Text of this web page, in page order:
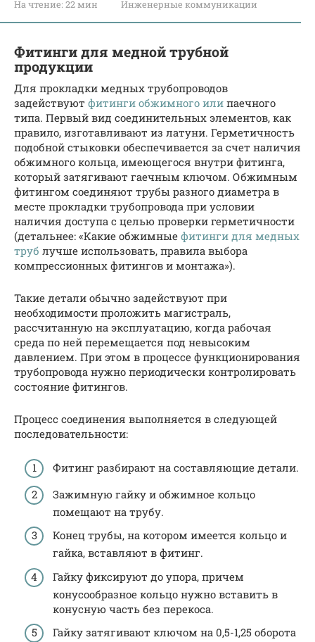
На чтение: 22 мин Инженерные коммуникации
Фитинги для медной трубной
продукции
Для прокладки медных трубопроводов
задействуют фитинги обжимного или паечного
типа. Первый вид соединительных элементов, как
правило, изготавливают из латуни. Герметичность
подобной стыковки обеспечивается за счет наличия
обжимного кольца, имеющегося внутри фитинга,
который затягивают гаечным ключом. Обжимным
фитингом соединяют трубы разного диаметра в
месте прокладки трубопровода при условии
наличия доступа с целью проверки герметичности
(детальнее: «Какие обжимные фитинги для медных
труб лучше использовать, правила выбора
компрессионных фитингов и монтажа»).
Такие детали обычно задействуют при
необходимости проложить магистраль,
рассчитанную на эксплуатацию, когда рабочая
среда по ней перемещается под невысоким
давлением. При этом в процессе функционирования
трубопровода нужно периодически контролировать
состояние фитингов.
Процесс соединения выполняется в следующей
последовательности:
Фитинг разбирают на составляющие детали.
Зажимную гайку и обжимное кольцо
помещают на трубу.
Конец трубы, на котором имеется кольцо и
гайка, вставляют в фитинг.
Гайку фиксируют до упора, причем
конусообразное кольцо нужно вставить в
конусную часть без перекоса.
Гайку затягивают ключом на 0,5-1,25 оборота